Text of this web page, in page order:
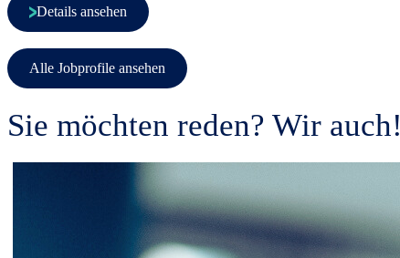
Details ansehen
Alle Jobprofile ansehen
Sie möchten reden? Wir auch!